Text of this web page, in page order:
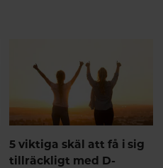
5 viktiga skäl att få i sig
tillräckligt med D-